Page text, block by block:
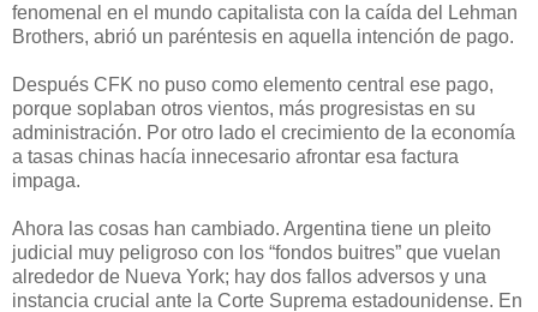
fenomenal en el mundo capitalista con la caída del Lehman
Brothers, abrió un paréntesis en aquella intención de pago.
Después CFK no puso como elemento central ese pago,
porque soplaban otros vientos, más progresistas en su
administración. Por otro lado el crecimiento de la economía
a tasas chinas hacía innecesario afrontar esa factura
impaga.
Ahora las cosas han cambiado. Argentina tiene un pleito
judicial muy peligroso con los “fondos buitres” que vuelan
alrededor de Nueva York; hay dos fallos adversos y una
instancia crucial ante la Corte Suprema estadounidense. En